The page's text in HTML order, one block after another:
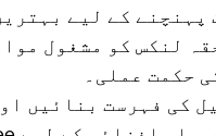
لنکس کو مشغول
حکمت عملی۔
کی فہرست بنائیں